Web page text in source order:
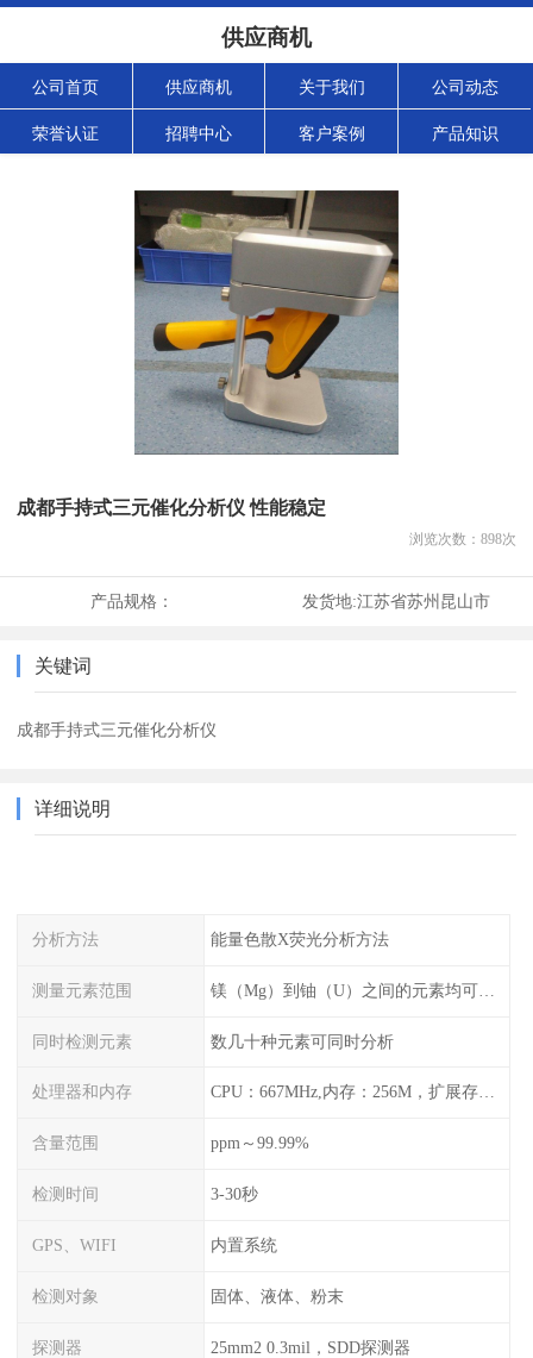
供应商机
公司首页 供应商机 关于我们 公司动态
荣誉认证 招聘中心 客户案例 产品知识
成都手持式三元催化分析仪 性能稳定
浏览次数： 898次
产品规格： 发货地:江苏省苏州昆山市
关键词
成都手持式三元催化分析仪
详细说明
分析方法 能量色散X荧光分析方法
测量元素范围 镁（Mg）到铀（U）之间的元素均可测量
同时检测元素 数几十种元素可同时分析
处理器和内存 CPU：667MHz,内存：256M，扩展存储最大支持32G，标配2G，可以海量存储数据
含量范围 ppm～99.99%
检测时间 3-30秒
GPS、WIFI 内置系统
检测对象 固体、液体、粉末
探测器 25mm2 0.3mil，SDD探测器